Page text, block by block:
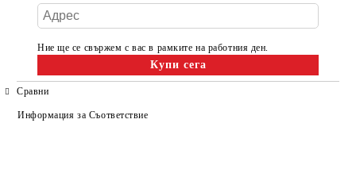
Ние ще се свържем с вас в рамките на работния ден.
Сравни
Информация за Съответствие